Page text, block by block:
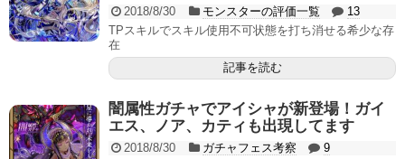
2018/8/30 モンスターの評価一覧
13
TPスキルでスキル使用不可状態を打ち消せる希少な存
在
記事を読む
闇属性ガチャでアイシャが新登場！ガイ
エス、ノア、カティも出現してます
2018/8/30 ガチャフェス考察
9